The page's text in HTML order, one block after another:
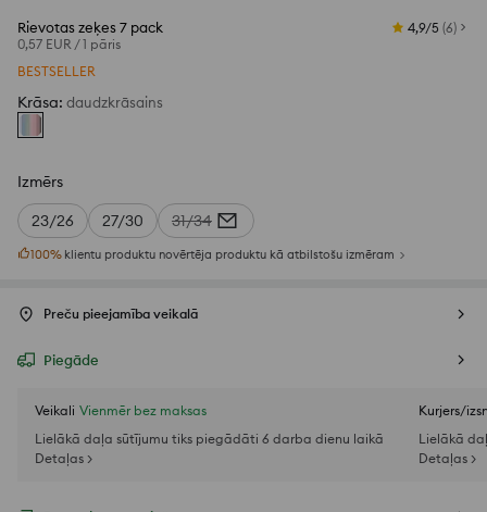
Rievotas zeķes 7 pack
0,57 EUR /1 pāris
4,9/5 (6)
BESTSELLER
Krāsa: daudzkrāsains
Izmērs
23/26
27/30 31/34
100% klientu produktu novērtēja produktu kā atbilstošu izmēram
Preču pieejamība veikalā
Piegāde
Veikali Vienmēr bez maksas
Lielākā daļa sūtījumu tiks piegādāti 6 darba dienu laikā
Detaļas >
Kurjers/
Lielākā
Detaļas >